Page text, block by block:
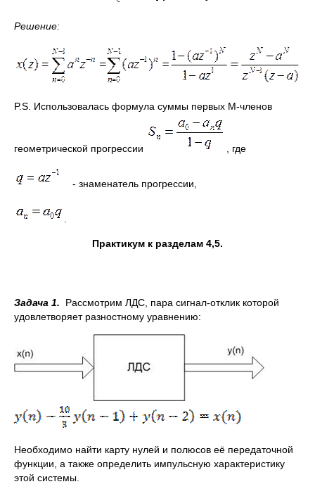
Решение:
P.S. Использовалась формула суммы первых М-членов
геометрической прогрессии , где
- знаменатель прогрессии,
Практикум к разделам 4,5.
Задача 1.
Рассмотрим ЛДС, пара сигнал-отклик которой
удовлетворяет разностному уравнению:
Необходимо найти карту нулей и полюсов её передаточной
функции, а также определить импульсную характеристику
этой системы.